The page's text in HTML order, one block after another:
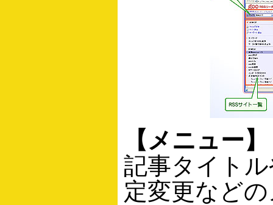
【メニュー】
記事タイト
定変更など